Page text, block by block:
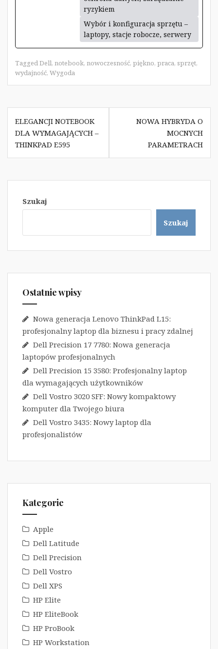
ryzykiem
Wybór i konfiguracja sprzętu –
laptopy, stacje robocze, serwery
TaggedDell, notebook, nowoczesność, piękno, praca, sprzęt,
wydajność, Wygoda
Nawigacja
wpisu
ELEGANCJI NOTEBOOK
DLA WYMAGAJĄCYCH –
THINKPAD E595
NOWA HYBRYDA O
MOCNYCH
PARAMETRACH
Szukaj
Szukaj
Ostatnie wpisy
Nowa generacja Lenovo ThinkPad L15:
profesjonalny laptop dla biznesu i pracy zdalnej
Dell Precision 17 7780: Nowa generacja
laptopów profesjonalnych
Dell Precision 15 3580: Profesjonalny laptop
dla wymagających użytkowników
Dell Vostro 3020 SFF: Nowy kompaktowy
komputer dla Twojego biura
Dell Vostro 3435: Nowy laptop dla
profesjonalistów
Kategorie
Apple
Dell Latitude
Dell Precision
Dell Vostro
Dell XPS
HP Elite
HP EliteBook
HP ProBook
HP Workstation